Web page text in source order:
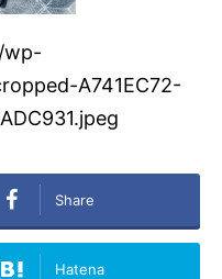
wp-
A741EC72-
Share
Hatena